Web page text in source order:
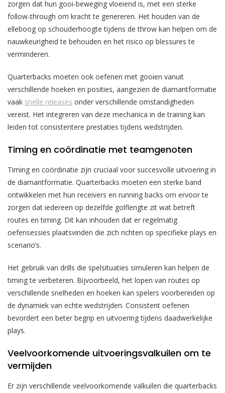
zorgen dat hun gooi-beweging vloeiend is, met een sterke
follow-through om kracht te genereren. Het houden van de
elleboog op schouderhoogte tijdens de throw kan helpen om de
nauwkeurigheid te behouden en het risico op blessures te
verminderen.
Quarterbacks moeten ook oefenen met gooien vanuit
verschillende hoeken en posities, aangezien de diamantformatie
vaak snelle releases onder verschillende omstandigheden
vereist. Het integreren van deze mechanica in de training kan
leiden tot consistentere prestaties tijdens wedstrijden.
Timing en coördinatie met teamgenoten
Timing en coördinatie zijn cruciaal voor succesvolle uitvoering in
de diamantformatie. Quarterbacks moeten een sterke band
ontwikkelen met hun receivers en running backs om ervoor te
zorgen dat iedereen op dezelfde golflengte zit wat betreft
routes en timing. Dit kan inhouden dat er regelmatig
oefensessies plaatsvinden die zich richten op specifieke plays en
scenario’s.
Het gebruik van drills die spelsituaties simuleren kan helpen de
timing te verbeteren. Bijvoorbeeld, het lopen van routes op
verschillende snelheden en hoeken kan spelers voorbereiden op
de dynamiek van echte wedstrijden. Consistent oefenen
bevordert een beter begrip en uitvoering tijdens daadwerkelijke
plays.
Veelvoorkomende uitvoeringsvalkuilen om te
vermijden
Er zijn verschillende veelvoorkomende valkuilen die quarterbacks